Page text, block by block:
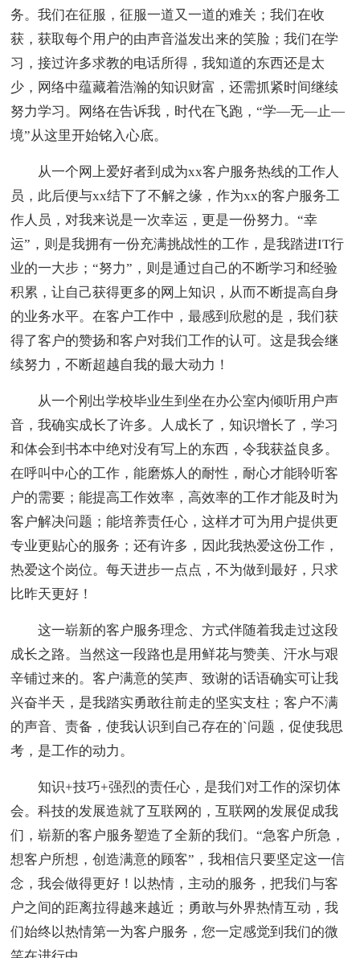
务。我们在征服，征服一道又一道的难关；我们在收
获，获取每个用户的由声音溢发出来的笑脸；我们在学
习，接过许多求教的电话所得，我知道的东西还是太
少，网络中蕴藏着浩瀚的知识财富，还需抓紧时间继续
努力学习。网络在告诉我，时代在飞跑，“学—无—止—
境”从这里开始铭入心底。
从一个网上爱好者到成为xx客户服务热线的工作人
员，此后便与xx结下了不解之缘，作为xx的客户服务工
作人员，对我来说是一次幸运，更是一份努力。“幸
运”，则是我拥有一份充满挑战性的工作，是我踏进IT行
业的一大步；“努力”，则是通过自己的不断学习和经验
积累，让自己获得更多的网上知识，从而不断提高自身
的业务水平。在客户工作中，最感到欣慰的是，我们获
得了客户的赞扬和客户对我们工作的认可。这是我会继
续努力，不断超越自我的最大动力！
从一个刚出学校毕业生到坐在办公室内倾听用户声
音，我确实成长了许多。人成长了，知识增长了，学习
和体会到书本中绝对没有写上的东西，令我获益良多。
在呼叫中心的工作，能磨炼人的耐性，耐心才能聆听客
户的需要；能提高工作效率，高效率的工作才能及时为
客户解决问题；能培养责任心，这样才可为用户提供更
专业更贴心的服务；还有许多，因此我热爱这份工作，
热爱这个岗位。每天进步一点点，不为做到最好，只求
比昨天更好！
这一崭新的客户服务理念、方式伴随着我走过这段
成长之路。当然这一段路也是用鲜花与赞美、汗水与艰
辛铺过来的。客户满意的笑声、致谢的话语确实可让我
兴奋半天，是我踏实勇敢往前走的坚实支柱；客户不满
的声音、责备，使我认识到自己存在的`问题，促使我思
考，是工作的动力。
知识+技巧+强烈的责任心，是我们对工作的深切体
会。科技的发展造就了互联网的，互联网的发展促成我
们，崭新的客户服务塑造了全新的我们。“急客户所急，
想客户所想，创造满意的顾客”，我相信只要坚定这一信
念，我会做得更好！以热情，主动的服务，把我们与客
户之间的距离拉得越来越近；勇敢与外界热情互动，我
们始终以热情第一为客户服务，您一定感觉到我们的微